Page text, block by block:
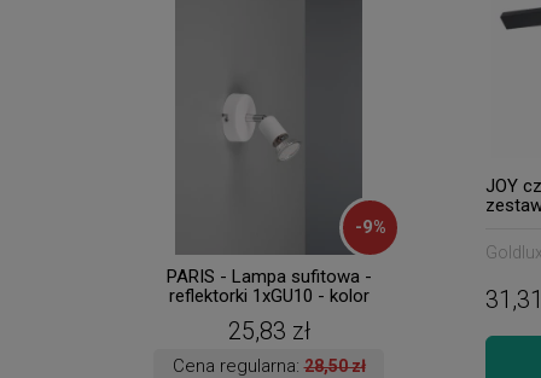
-9%
PARIS - Lampa sufitowa -
reflektorki 1xGU10 - kolor
25,83 zł
Cena regularna:28,50 zł
JOY
Goldlux